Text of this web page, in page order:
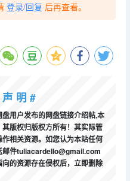
登录/回复 后再查看。
明 #
用户发布的网盘链接介绍帖,本
版权归版权方所有！其实际管
相关资源。如您认为本站任何
邮件tuliacardello@gmail.com
的资源存在侵权后，立即删除